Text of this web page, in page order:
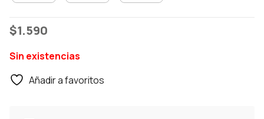
$1.590
Sin existencias
Añadir a favoritos